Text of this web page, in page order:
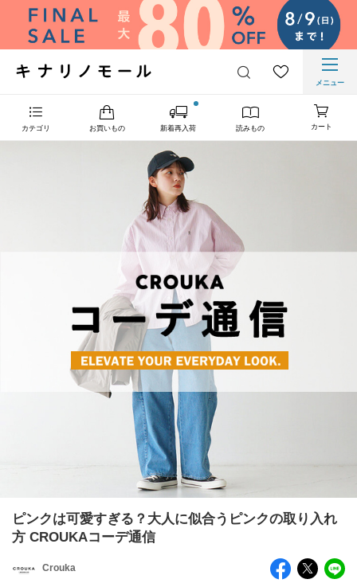
メニュー
カテゴリ お買いもの 新着再入荷 読みもの カート
ピンクは可愛すぎる？大人に似合うピンクの取り入れ
方 CROUKAコーデ通信
Crouka